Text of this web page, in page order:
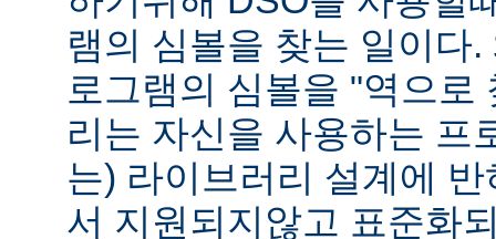
램의 심볼을 찾는 일이다
로그램의 심볼을 "역으로
리는 자신을 사용하는 프
는) 라이브러리 설계에
서 지원되지않고 표준화